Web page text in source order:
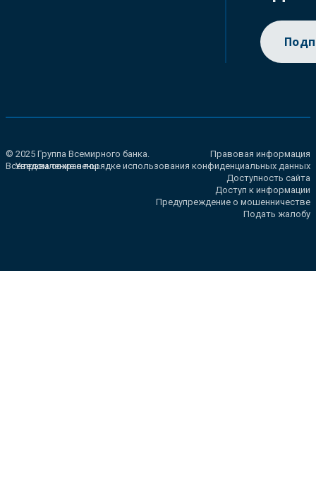
© 2025 Группа Всемирного банка.
Все права сохранены.
Правовая информация
Уведомление о порядке использования конфиденциальных данных
Доступность сайта
Доступ к информации
Предупреждение о мошенничестве
Подать жалобу